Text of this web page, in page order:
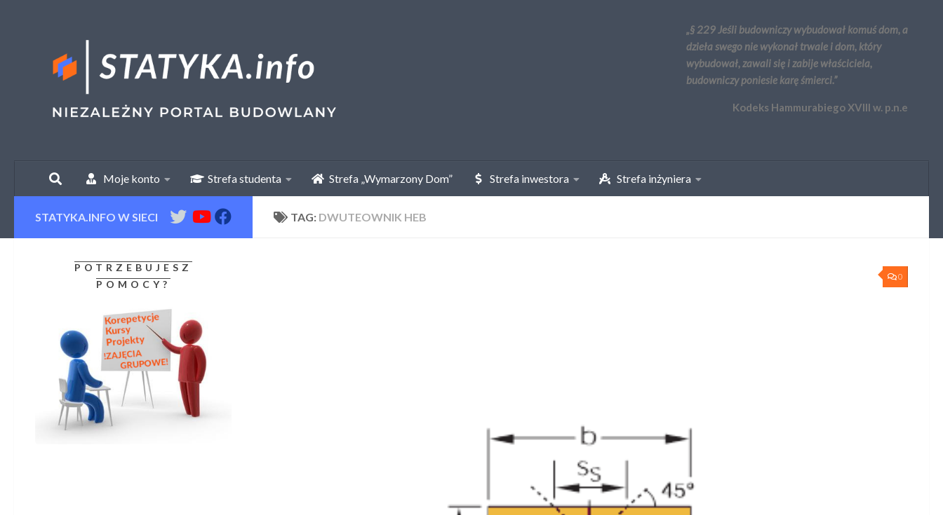
„§ 229 Jeśli budowniczy wybudował komuś dom, a
dzieła swego nie wykonał trwale i dom, który
wybudował, zawali się i zabije właściciela,
budowniczy poniesie karę śmierci.”
Kodeks Hammurabiego XVIII w. p.n.e
Moje konto Strefa studenta Strefa „Wymarzony Dom” Strefa inwestora Strefa inżyniera
TAG: DWUTEOWNIK HEB
0
STATYKA.INFO W SIECI
POTRZEBUJESZ
POMOCY?